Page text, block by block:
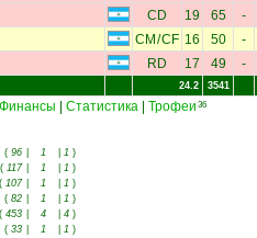
CD 19 65 -
CM /CF 16 50 -
RD 17 49 -
24.2 3541
Финансы Статистика Трофеи 36
( 96 1 1 )
( 117 1 1 )
( 107 1 1 )
( 82 1 1 )
( 453 4 4 )
( 33 1 1 )